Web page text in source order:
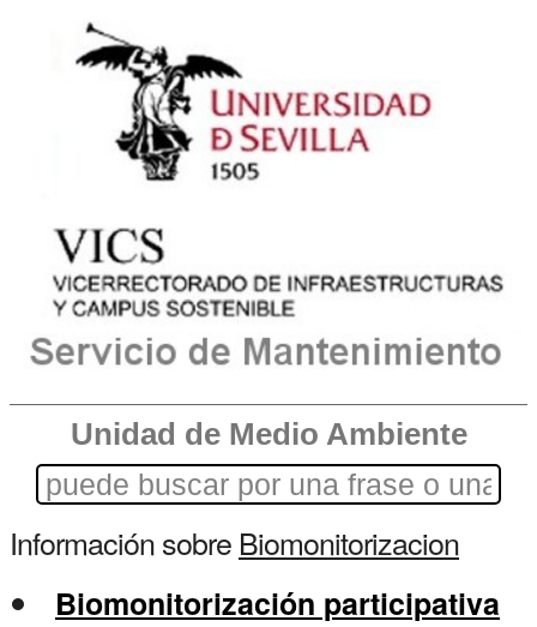
Unidad de Medio Ambiente
Información sobre Biomonitorizacion
Biomonitorización participativa